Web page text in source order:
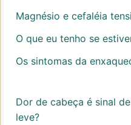
Magnésio e cefaléia
O que eu tenho se
Os sintomas da
Dor de cabeça é sinal
leve?